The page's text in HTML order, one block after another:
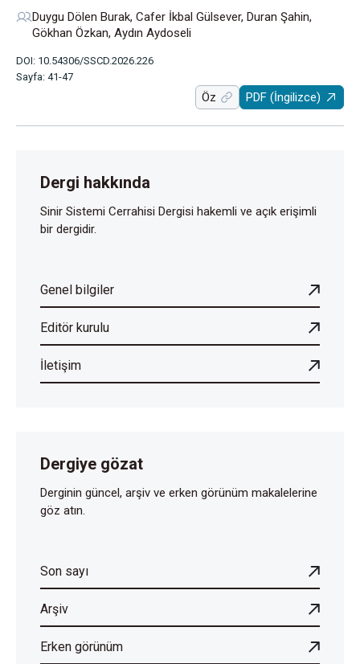
Duygu Dölen Burak, Cafer İkbal Gülsever, Duran Şahin,
Gökhan Özkan, Aydın Aydoseli
DOI: 10.54306/SSCD.2026.226
Sayfa: 41-47
Öz PDF (İngilizce)
Dergi hakkında
Sinir Sistemi Cerrahisi Dergisi hakemli ve açık erişimli
bir dergidir.
Genel bilgiler
Editör kurulu
İletişim
Dergiye gözat
Derginin güncel, arşiv ve erken görünüm makalelerine
göz atın.
Son sayı
Arşiv
Erken görünüm